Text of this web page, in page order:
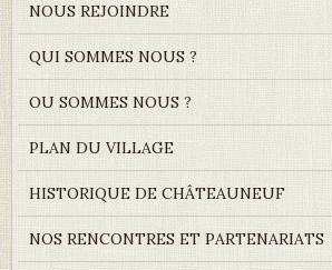
NOUS REJOINDRE
QUI SOMMES NOUS ?
OU SOMMES NOUS ?
PLAN DU VILLAGE
HISTORIQUE DE CHÂTEAUNEUF
NOS RENCONTRES ET PARTENARIATS